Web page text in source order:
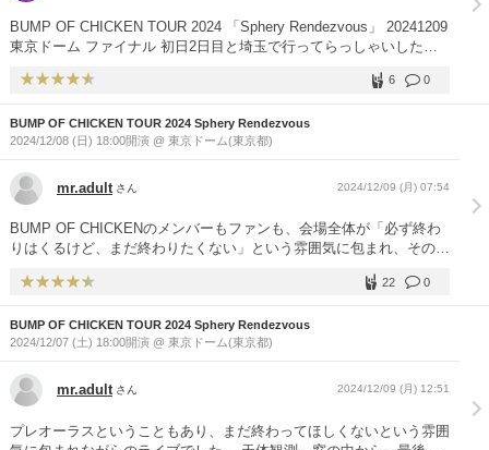
BUMP OF CHICKEN TOUR 2024 「Sphery Rendezvous」 20241209
東京ドーム ファイナル 初日2日目と埼玉で行ってらっしゃいしたツ
調整が入ってた気がします。そういえば埼玉2日目のライブレポ出す
の忘れていたので日替わり曲に触れるのもお初ですね。 ツアータイ
トルの「Sphery Rendezvous」意味は「球体で待ち合わせ」。アルバ
ム『Iris』を引っ提げたツアー。「Iris」は虹彩という意味があり。舞
台セットの大きな円環から覗く中央モニターは、まるで目に映る景色
のようで。 M1.Sleep Walking Orchestra 曲が終わった瞬間にツアー
ロゴとバンドロゴ(1枚目の写真のやつと同じの)がバーンって出るの
めっちゃ好き。日常で聴く度に脳内でロゴ出すまでがワンセット。
M2.アンサー、M4.pinkieは両曲ともに日替わり曲。2017-18のTOUR
なたが笑ってないなら 私との今夜を思い出してほしい》で涙腺崩
壊。 M3.なないろ 歌詞の《キラキラ》に合わせてPIXMOBがになな
いろにキラキラ光る演出がとても良く。 M5.記念撮影 2番後の間奏の
ギターアレンジがとても良き。ハモりが心地よすぎる。今ツアー結構
ギターアレンジ入ってて聴いてて面白かったです。 M6.邂逅 埼玉2日
目の時に、まさかの青の朔日と日替わり枠にするのかと驚愕した記憶
があります。ビゼアの時の66号線とか、BUMPのLIVEは曲中に一瞬
か飴玉の唄に似た魂の叫びを感じる歌い方でした。 M7.strawberry よ
0
6
BUMP OF CHICKEN TOUR 2024 Sphery Rendezvous
2024/12/08 (日) 18:00開演 @ 東京ドーム(東京都)
mr.adult さん 2024/12/09 (月) 07:54
BUMP OF CHICKENのメンバーもファンも、会場全体が「必ず終わ
りはくるけど、まだ終わりたくない」という雰囲気に包まれ、その象
ったと思います。会場が一体となった、感動的なステージでした。
「始まれば、必ず終わりが来る。でも終わりが来ないと新しい次が始
まらない」と話してくれました。それを信じて、「次」を待ってま
す。また必ず「待ち合わせ」をして、会いに行きます！
0
22
BUMP OF CHICKEN TOUR 2024 Sphery Rendezvous
2024/12/07 (土) 18:00開演 @ 東京ドーム(東京都)
mr.adult さん 2024/12/09 (月) 12:51
プレオーラスということもあり、まだ終わってほしくないという雰囲